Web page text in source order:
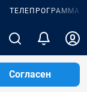
ТЕЛЕПРОГРАММА
Согласен